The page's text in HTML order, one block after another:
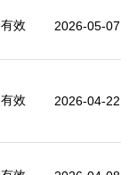
有效 2026-05-07
有效 2026-04-22